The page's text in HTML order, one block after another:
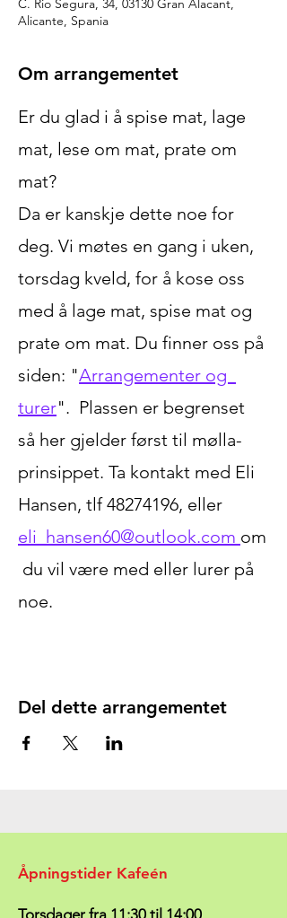
C. Rio Segura, 34, 03130 Gran Alacant,
Alicante, Spania
Om arrangementet
Er du glad i å spise mat, lage
mat, lese om mat, prate om
mat?
Da er kanskje dette noe for
deg. Vi møtes en gang i uken,
torsdag kveld, for å kose oss
med å lage mat, spise mat og
prate om mat. Du finner oss på
siden: "Arrangementer og
turer".  Plassen er begrenset
så her gjelder først til mølla-
prinsippet. Ta kontakt med Eli
Hansen, tlf 48274196, eller
eli_hansen60@outlook.com om
du vil være med eller lurer på
noe.
Del dette arrangementet
Åpningstider Kafeén
Torsdager fra 11:30 til 14:00